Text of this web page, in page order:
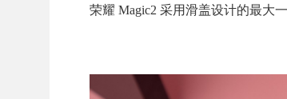
荣耀 Magic2 采用滑盖设计的最大